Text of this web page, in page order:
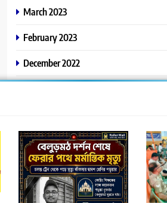
March 2023
February 2023
December 2022